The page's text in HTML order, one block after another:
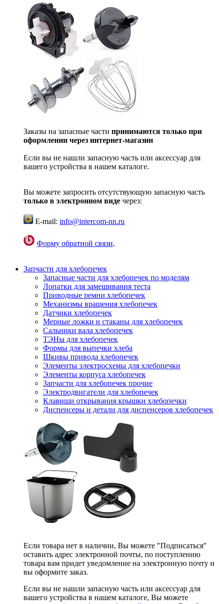
Заказы на запасные части принимаются только при
оформлении через интернет-магазин
Если вы не нашли запасную часть или аксессуар для
вашего устройства в нашем каталоге.
Вы можете запросить отсутствующую запасную часть
только в электронном виде через:
E-mail: info@intercom-nn.ru
Форму обратной связи.
Запчасти для хлебопечек
Запасные части для хлебопечек по моделям
Лопатки для замешивания теста
Приводные ремни хлебопечек
Механизмы вращения хлебопечек
Датчики хлебопечек
Мерные ложки и стаканы для хлебопечек
Сальники вала хлебопечек
ТЭНы для хлебопечек
Формы для выпечки хлеба
Шкивы привода хлебопечек
Элементы электросхемы для хлебопечки
Элементы корпуса хлебопечек
Запчасти для хлебопечек прочие
Электродвигатели для хлебопечек
Клавиши открывания крышки хлебопечки
Диспенсеры и детали для диспенсеров хлебопечек
Если товара нет в наличии, Вы можете "Подписаться"
оставить адрес электронной почты, по поступлению
товара вам придет уведомление на электронную почту и
вы оформите заказ.
Если вы не нашли запасную часть или аксессуар для
вашего устройства в нашем каталоге, Вы можете